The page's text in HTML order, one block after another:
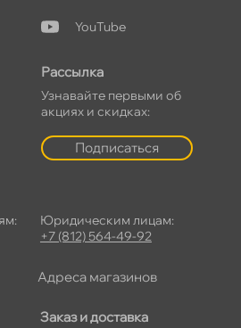
Заказ и доставка
YouTube
Рассылка
Узнавайте первыми о
акциях и скидках:
Подписаться
Юридическим лицам:
+7 (812) 564-49-92
Адреса магазино